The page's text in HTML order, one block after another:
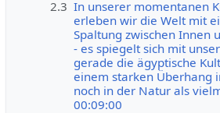
2.3 In unserer momentanen
erleben wir die Welt mit
Spaltung zwischen Innen
- es spiegelt sich mit
gerade die ägyptische
einem starken Überhang
noch in der Natur als
00:09:00